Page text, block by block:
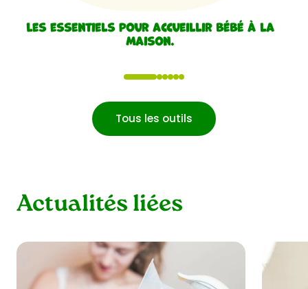
Les essentiels pour accueillir bébé à la
maison.
1 23456
Tous les outils
Actualités liées